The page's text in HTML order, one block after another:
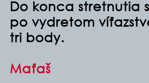
Do konca stretnutia
po vydretom
tri body.
Maťaš